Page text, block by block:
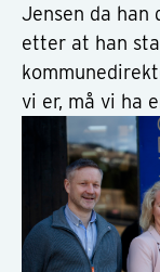
Jensen da
etter at han
vi er, må vi ha